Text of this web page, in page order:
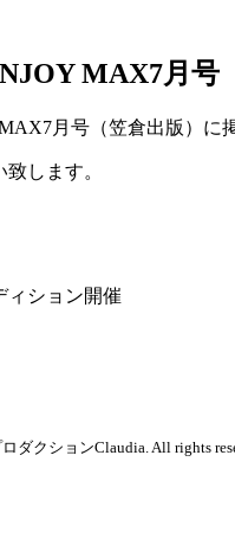
MAX7月号
月号（笠倉出版）に
します。
ィション開催
ダクションClaudia. All rights